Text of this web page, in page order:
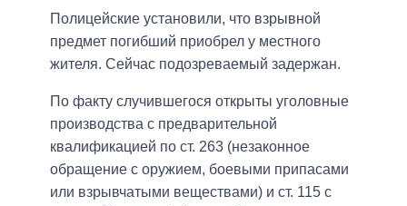
Полицейские установили, что взрывной
предмет погибший приобрел у местного
жителя. Сейчас подозреваемый задержан.
По факту случившегося открыты уголовные
производства с предварительной
квалификацией по ст. 263 (незаконное
обращение с оружием, боевыми припасами
или взрывчатыми веществами) и ст. 115 с